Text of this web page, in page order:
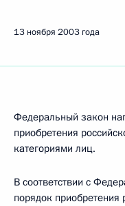
13 ноября 2003 года
Федеральный закон
приобретения
категориями лиц.
В соответствии с
порядок приобретения